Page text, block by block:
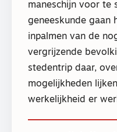
maneschijn voor te
geneeskunde gaan
inpalmen van de
vergrijzende
stedentrip daar,
mogelijkheden
werkelijkheid er